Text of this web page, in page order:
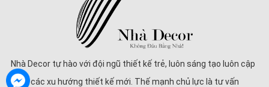
Nhà Decor tự hào với đội ngũ thiết kế trẻ, luôn sáng tạo luôn cập
nhật các xu hướng thiết kế mới. Thế mạnh chủ lực là tư vấn